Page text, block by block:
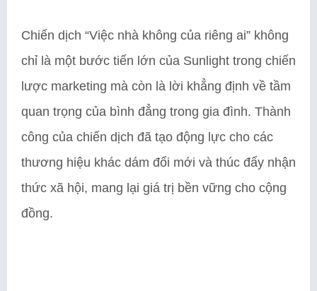
Chiến dịch “Việc nhà không của riêng ai” không
chỉ là một bước tiến lớn của Sunlight trong chiến
lược marketing mà còn là lời khẳng định về tầm
quan trọng của bình đẳng trong gia đình. Thành
công của chiến dịch đã tạo động lực cho các
thương hiệu khác dám đổi mới và thúc đẩy nhận
thức xã hội, mang lại giá trị bền vững cho cộng
đồng.